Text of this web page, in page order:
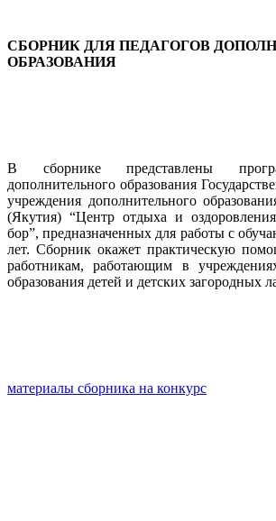
СБОРНИК ДЛЯ ПЕДАГОГОВ
ОБРАЗОВАНИЯ
В сборнике представлены
дополнительного образования
учреждения дополнительного
(Якутия) “Центр отдыха и
бор”, предназначенных для работы с
лет. Сборник окажет практическую
работникам, работающим в
образования детей и детских загородных
материалы сборника на конкурс